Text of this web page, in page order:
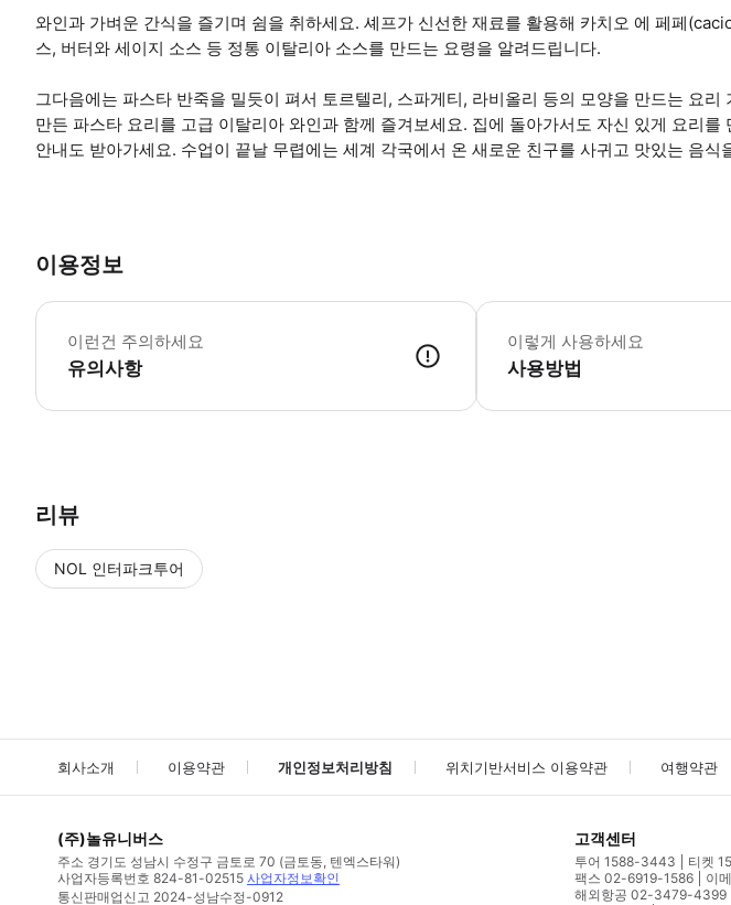
와인과 가벼운 간식을 즐기며 쉼을 취하세요. 셰프가 신선한 재료를 활용해 카치오 에 페페
스, 버터와 세이지 소스 등 정통 이탈리아 소스를 만드는 요령을 알려드립니다.
그다음에는 파스타 반죽을 밀듯이 펴서 토르텔리, 스파게티, 라비올리 등의 모양을 만드는 요리
만든 파스타 요리를 고급 이탈리아 와인과 함께 즐겨보세요. 집에 돌아가서도 자신 있게 요리를
안내도 받아가세요. 수업이 끝날 무렵에는 세계 각국에서 온 새로운 친구를 사귀고 맛있는 음식
이용정보
이런건 주의하세요
유의사항
* 소요시간 : 180분 (옵션에 따라 소요
이렇게 사용하세요
사용방법
리뷰
NOL 인터파크투어
회사소개 이용약관 개인정보처리방침 위치기반서비스 이용약관 여행약관
(주)놀유니버스
주소 경기도 성남시 수정구 금토로 70 (금토동, 텐엑스타워)
사업자등록번호 824-81-02515 사업자정보확인
통신판매업신고 2024-성남수정-0912
고객센터
투어 1588-3443
티켓
팩스 02-6919-1586
이
해외항공 02-3479-4399